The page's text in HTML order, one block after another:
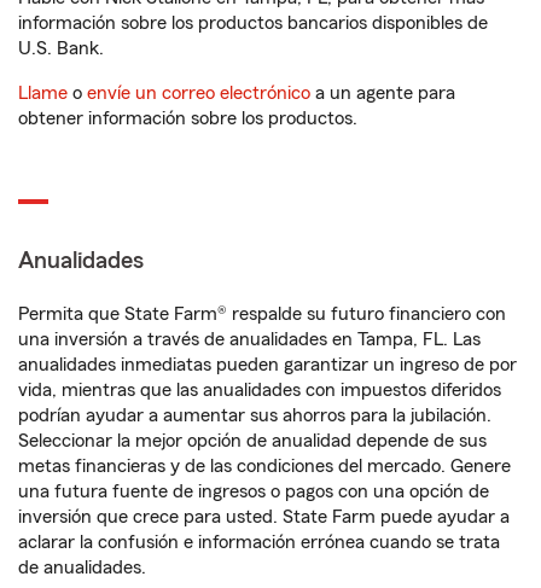
información sobre los productos bancarios disponibles de
U.S. Bank.
Llame o envíe un correo electrónico a un agente para
obtener información sobre los productos.
Anualidades
Permita que State Farm® respalde su futuro financiero con
una inversión a través de anualidades en Tampa, FL. Las
anualidades inmediatas pueden garantizar un ingreso de por
vida, mientras que las anualidades con impuestos diferidos
podrían ayudar a aumentar sus ahorros para la jubilación.
Seleccionar la mejor opción de anualidad depende de sus
metas financieras y de las condiciones del mercado. Genere
una futura fuente de ingresos o pagos con una opción de
inversión que crece para usted. State Farm puede ayudar a
aclarar la confusión e información errónea cuando se trata
de anualidades.